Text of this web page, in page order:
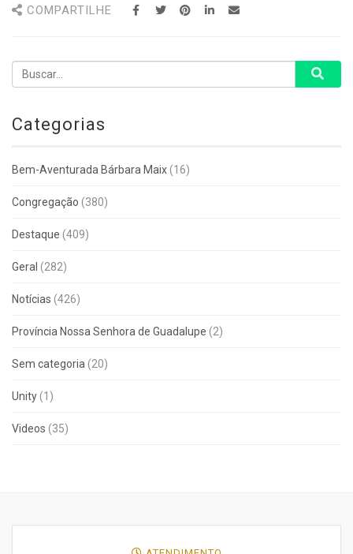
COMPARTILHE
Categorias
Bem-Aventurada Bárbara Maix (16)
Congregação (380)
Destaque (409)
Geral (282)
Notícias (426)
Província Nossa Senhora de Guadalupe (2)
Sem categoria (20)
Unity (1)
Videos (35)